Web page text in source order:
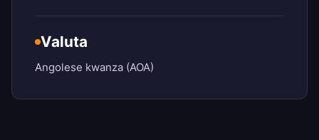
Valuta
Angolese kwanza (AOA)